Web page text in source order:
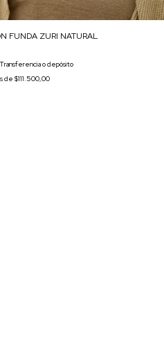
FUNDA ZURI NATURAL
Transferencia o depósito
de$111.500,00